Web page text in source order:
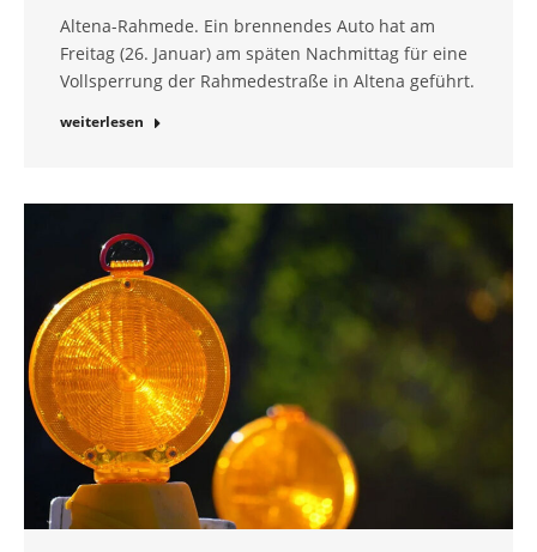
Altena-Rahmede. Ein brennendes Auto hat am
Freitag (26. Januar) am späten Nachmittag für eine
Vollsperrung der Rahmedestraße in Altena geführt.
weiterlesen